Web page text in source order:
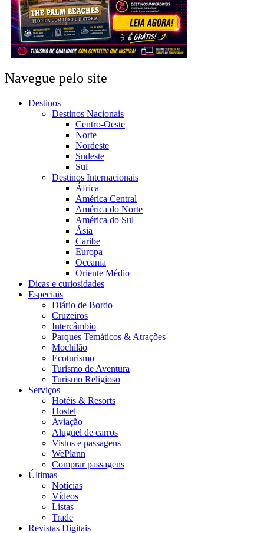
Navegue pelo site
Destinos
Destinos Nacionais
Centro-Oeste
Norte
Nordeste
Sudeste
Sul
Destinos Internacionais
África
América Central
América do Norte
América do Sul
Ásia
Caribe
Europa
Oceania
Oriente Médio
Dicas e curiosidades
Especiais
Diário de Bordo
Cruzeiros
Intercâmbio
Parques Temáticos & Atrações
Mochilão
Ecoturismo
Turismo de Aventura
Turismo Religioso
Serviços
Hotéis & Resorts
Hostel
Aviação
Aluguel de carros
Vistos e passagens
WePlann
Comprar passagens
Últimas
Notícias
Vídeos
Listas
Trade
Revistas Digitais